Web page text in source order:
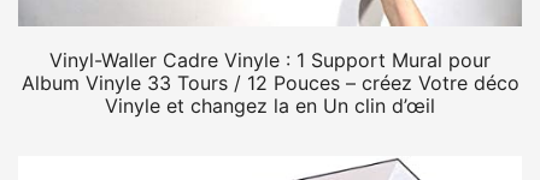
Vinyl-Waller Cadre Vinyle : 1 Support Mural pour
Album Vinyle 33 Tours / 12 Pouces – créez Votre déco
Vinyle et changez la en Un clin d’œil